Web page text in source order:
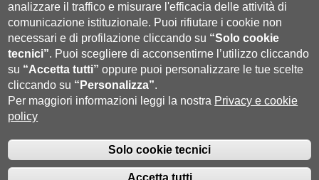
Cookie settings
segui UNISI
T F Y
P.IVA 00273530527 | C.F. 80002070524 |Coordinate bancarie
Pec: Posta Elettronica Certificata|Fatturazione Elettronica
analizzare il traffico e misurare l'efficacia delle attività di
comunicazione istituzionale. Puoi rifiutare i cookie non
necessari e di profilazione cliccando su “Solo cookie
tecnici”. Puoi scegliere di acconsentirne l’utilizzo cliccando
su “Accetta tutti” oppure puoi personalizzare le tue scelte
cliccando su “Personalizza”.
Per maggiori informazioni leggi la nostra Privacy e cookie
policy
Solo cookie tecnici
Accetta tutti